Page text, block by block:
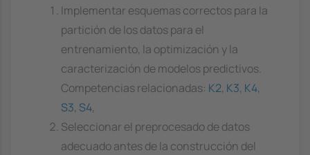
Implementar esquemas correctos para la
partición de los datos para el
entrenamiento, la optimización y la
caracterización de modelos predictivos.
Competencias relacionadas: K2, K3, K4,
S3, S4,
Seleccionar el preprocesado de datos
adecuado antes de la construcción del